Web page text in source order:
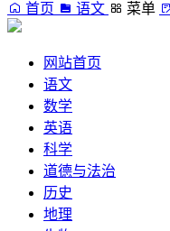
首页
语文 菜单
网站首页
语文
数学
英语
科学
道德与法治
历史
地理